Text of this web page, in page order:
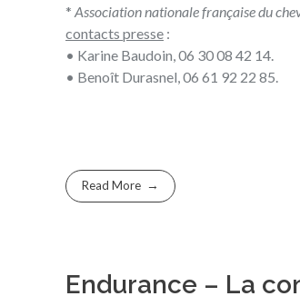
* Association nationale française du
contacts presse :
• Karine Baudoin, 06 30 08 42 14.
• Benoît Durasnel, 06 61 92 22 85.
Read More
Endurance – La